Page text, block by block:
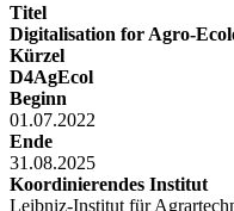
Titel
Digitalisation for Agro-
Kürzel
D4AgEcol
Beginn
01.07.2022
Ende
31.08.2025
Koordinierendes Institut
Leibniz-Institut für